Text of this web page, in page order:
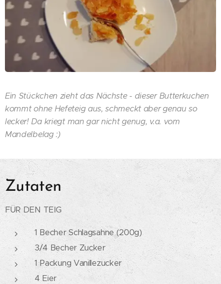
Ein Stückchen zieht das Nächste - dieser Butterkuchen
kommt ohne Hefeteig aus, schmeckt aber genau so
lecker! Da kriegt man gar nicht genug, v.a. vom
Mandelbelag :)
Zutaten
FÜR DEN TEIG
1 Becher Schlagsahne (200g)
3/4 Becher Zucker
1 Packung Vanillezucker
4 Eier